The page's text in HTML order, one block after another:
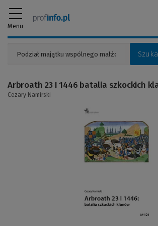
Menu
Arbroath 23 I 1446 batalia szkockich
Cezary Namirski